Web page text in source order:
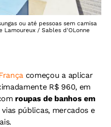
ou até pessoas sem camisa
Lamoureux / Sables d'OLonne
começou a aplicar
R$ 960, em
roupas de banhos em
públicas, mercados e